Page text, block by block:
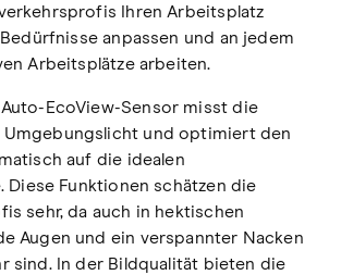
Ihren Arbeitsplatz
anpassen und an jedem
Arbeitsplätze arbeiten.
EcoView-Sensor misst die
Umgebungslicht und optimiert den
auf die idealen
Diese Funktionen schätzen die
sehr, da auch in hektischen
Augen und ein verspannter Nacken
sind. In der Bildqualität bieten die